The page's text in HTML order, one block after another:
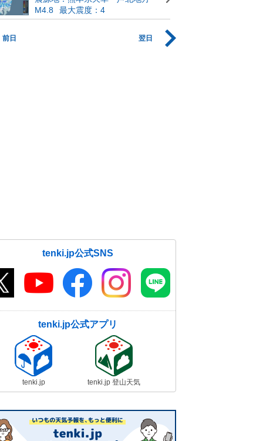
M4.8
最大震度：4
前日 翌日
tenki.jp公式SNS
tenki.jp公式アプリ
tenki.jp tenki.jp 登山天気